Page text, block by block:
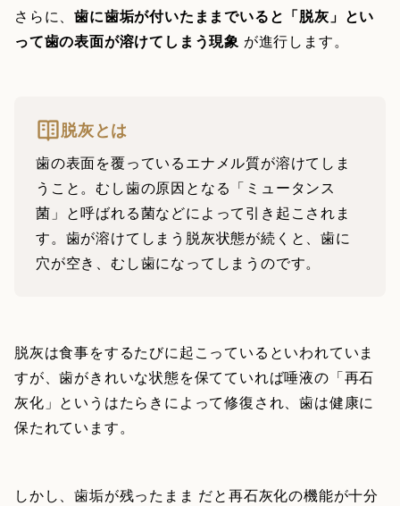
さらに、歯に歯垢が付いたままでいると「脱灰」とい
って歯の表面が溶けてしまう現象 が進行します。
脱灰とは
歯の表面を覆っているエナメル質が溶けてしま
うこと。むし歯の原因となる「ミュータンス
菌」と呼ばれる菌などによって引き起こされま
す。歯が溶けてしまう脱灰状態が続くと、歯に
穴が空き、むし歯になってしまうのです。
脱灰は食事をするたびに起こっているといわれていま
すが、歯がきれいな状態を保てていれば唾液の「再石
灰化」というはたらきによって修復され、歯は健康に
保たれています。
しかし、歯垢が残ったまま だと再石灰化の機能が十分